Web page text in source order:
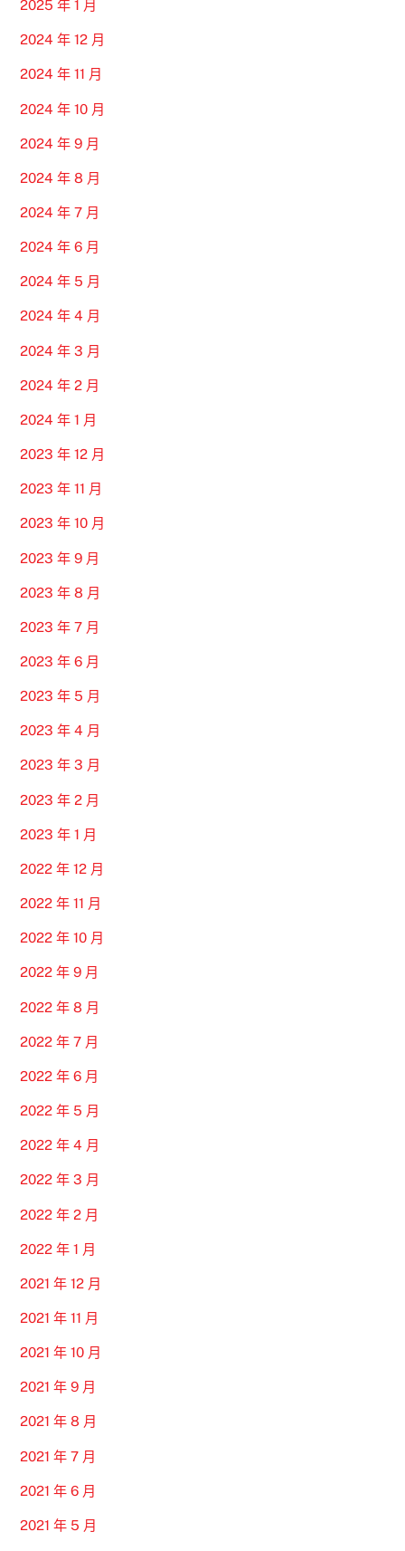
2025 年 1 月
2024 年 12 月
2024 年 11 月
2024 年 10 月
2024 年 9 月
2024 年 8 月
2024 年 7 月
2024 年 6 月
2024 年 5 月
2024 年 4 月
2024 年 3 月
2024 年 2 月
2024 年 1 月
2023 年 12 月
2023 年 11 月
2023 年 10 月
2023 年 9 月
2023 年 8 月
2023 年 7 月
2023 年 6 月
2023 年 5 月
2023 年 4 月
2023 年 3 月
2023 年 2 月
2023 年 1 月
2022 年 12 月
2022 年 11 月
2022 年 10 月
2022 年 9 月
2022 年 8 月
2022 年 7 月
2022 年 6 月
2022 年 5 月
2022 年 4 月
2022 年 3 月
2022 年 2 月
2022 年 1 月
2021 年 12 月
2021 年 11 月
2021 年 10 月
2021 年 9 月
2021 年 8 月
2021 年 7 月
2021 年 6 月
2021 年 5 月